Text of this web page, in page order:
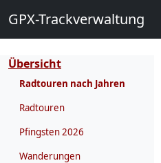
GPX-Trackverwaltung
Übersicht
Radtouren nach Jahren
Radtouren
Pfingsten 2026
Wanderungen